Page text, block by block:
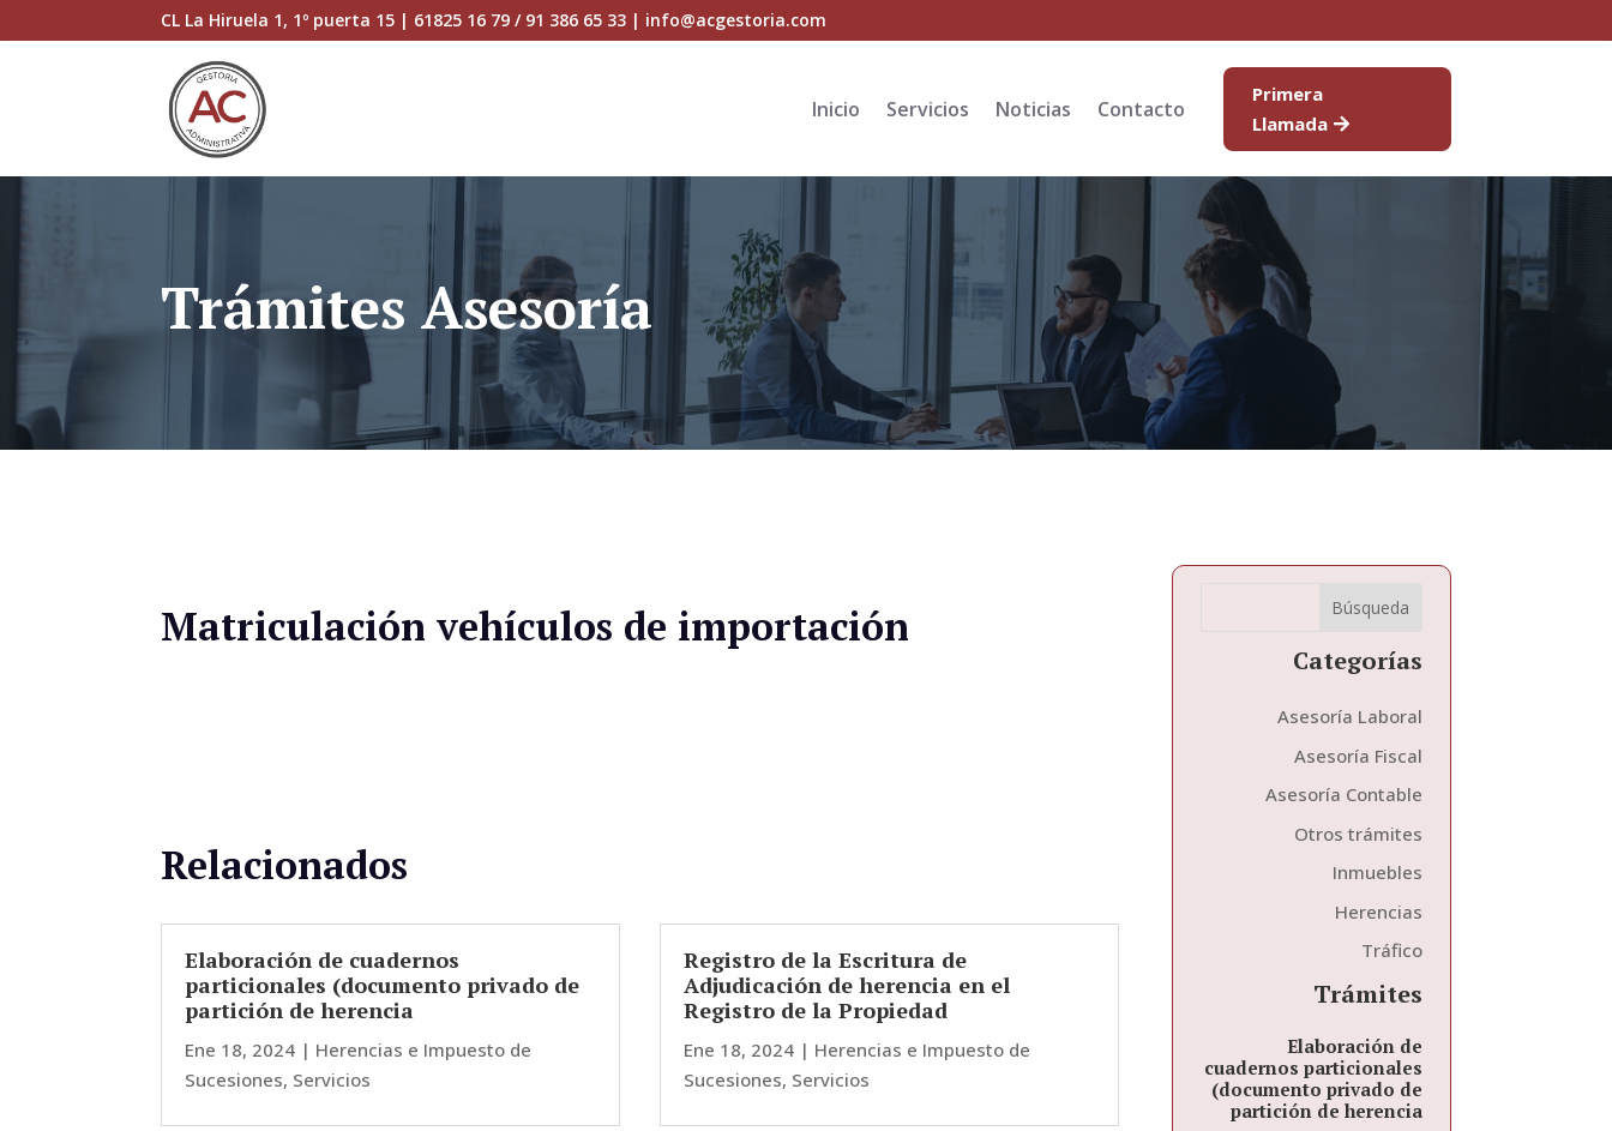
CL La Hiruela 1, 1º puerta 15 | 61825 16 79 / 91 386 65 33 | info@acgestoria.com
Inicio Servicios Noticias Contacto
Primera
Llamada
Trámites Asesoría
Matriculación vehículos de importación
Relacionados
Elaboración de cuadernos
particionales (documento privado de
partición de herencia
Ene 18, 2024 | Herencias e Impuesto de
Sucesiones, Servicios
Registro de la Escritura de
Adjudicación de herencia en el
Registro de la Propiedad
Ene 18, 2024| Herencias e Impuesto de
Sucesiones, Servicios
Categorías
Asesoría Laboral
Asesoría Fiscal
Asesoría Contable
Otros trámites
Inmuebles
Herencias
Tráfico
Trámites
Elaboración de
cuadernos particionales
(documento privado de
partición de herencia